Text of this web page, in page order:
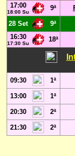
17:00
18:00 Su
9ª
28 Set
9ª
16:30
17:30 Su
18ª
09:30 1ª
13:00 1ª
20:30 2ª
21:30 2ª